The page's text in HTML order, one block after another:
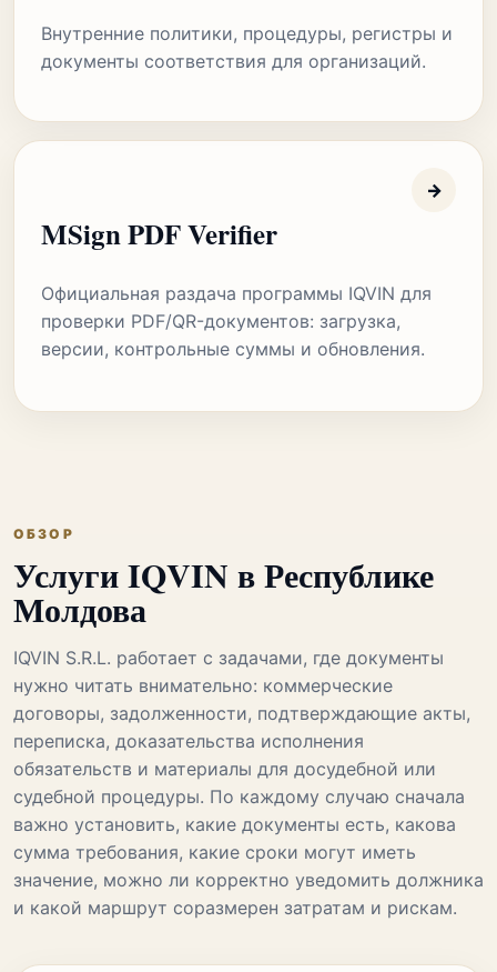
Внутренние политики, процедуры, регистры и
документы соответствия для организаций.
→
MSign PDF Verifier
Официальная раздача программы IQVIN для
проверки PDF/QR-документов: загрузка,
версии, контрольные суммы и обновления.
ОБЗОР
Услуги IQVIN в Республике
Молдова
IQVIN S.R.L. работает с задачами, где документы
нужно читать внимательно: коммерческие
договоры, задолженности, подтверждающие акты,
переписка, доказательства исполнения
обязательств и материалы для досудебной или
судебной процедуры. По каждому случаю сначала
важно установить, какие документы есть, какова
сумма требования, какие сроки могут иметь
значение, можно ли корректно уведомить должника
и какой маршрут соразмерен затратам и рискам.